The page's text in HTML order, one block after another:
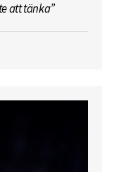
att tänka”